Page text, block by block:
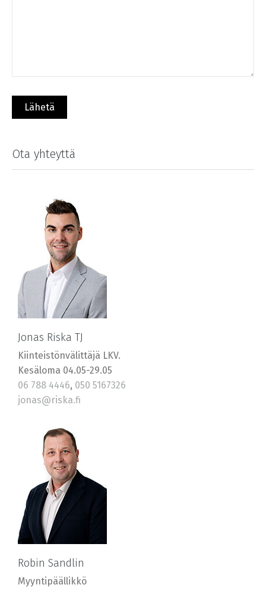
Ota yhteyttä
Jonas Riska TJ
Kiinteistönvälittäjä LKV.
Kesäloma 04.05-29.05
06 788 4446, 050 5167326
jonas@riska.fi
Robin Sandlin
Myyntipäällikkö